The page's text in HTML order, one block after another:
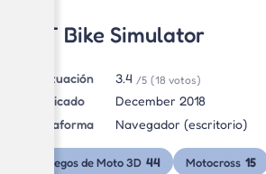
GT Bike Simulator
Puntuación 3.4 /5 (18 votos)
Publicado
December 2018
Plataforma
Navegador (escritorio)
Juegos de Moto 3D 44 Motocross 15